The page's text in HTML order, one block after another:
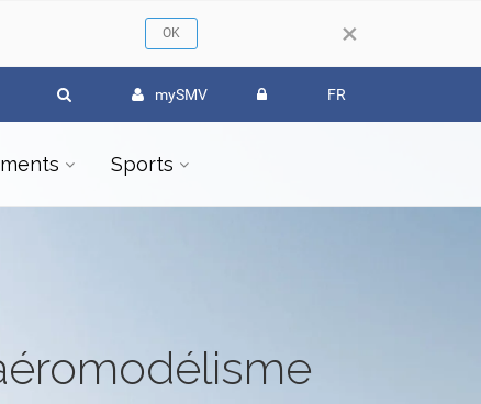
×
mySMV FR
Sports